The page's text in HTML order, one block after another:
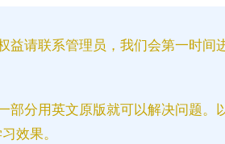
益请联系管理员，我们会第一时间
分用英文原版就可以解决问题。
效果。